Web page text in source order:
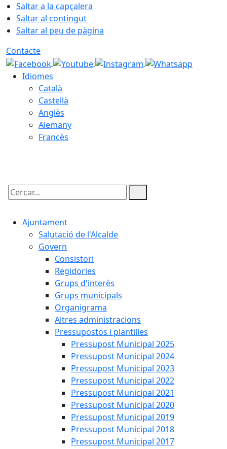
Saltar a la capçalera
Saltar al contingut
Saltar al peu de pàgina
Contacte
Idiomes
Català
Castellà
Anglès
Alemany
Francès
Cercar:
Ajuntament
Salutació de l'Alcalde
Govern
Consistori
Regidories
Grups d'interès
Grups municipals
Organigrama
Altres administracions
Pressupostos i plantilles
Pressupost Municipal 2025
Pressupost Municipal 2024
Pressupost Municipal 2023
Pressupost Municipal 2022
Pressupost Municipal 2021
Pressupost Municipal 2020
Pressupost Municipal 2019
Pressupost Municipal 2018
Pressupost Municipal 2017